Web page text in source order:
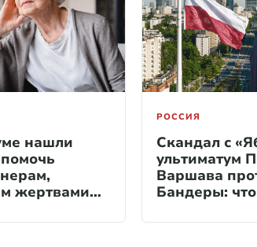
нашли
жертвами
РОССИЯ
Скандал с
ультиматум
Варшава
Бандеры: